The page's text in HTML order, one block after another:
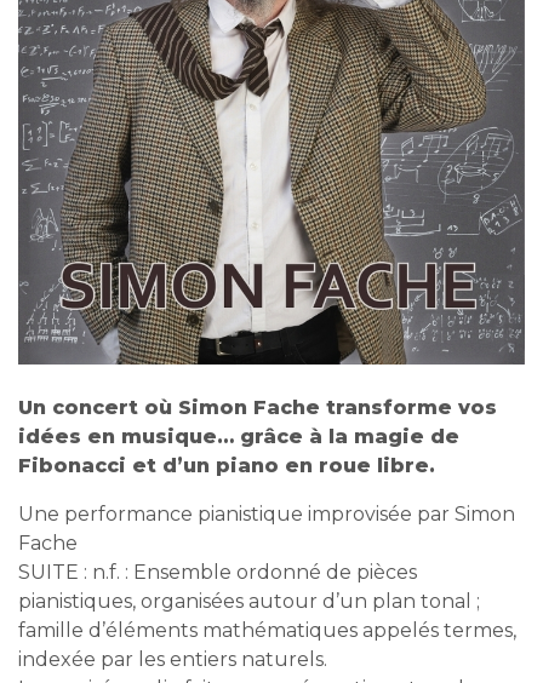
Un concert où Simon Fache transforme vos
idées en musique… grâce à la magie de
Fibonacci et d’un piano en roue libre.
Une performance pianistique improvisée par Simon
Fache
SUITE : n.f. : Ensemble ordonné de pièces
pianistiques, organisées autour d’un plan tonal ;
famille d’éléments mathématiques appelés termes,
indexée par les entiers naturels.